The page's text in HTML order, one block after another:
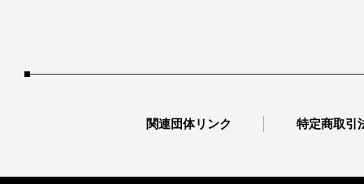
関連団体リンク 特定商取引